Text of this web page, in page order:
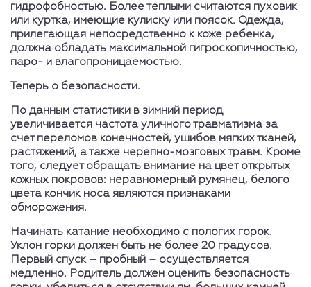
гидрофобностью. Более теплыми считаются пуховик
или куртка, имеющие кулиску или поясок. Одежда,
прилегающая непосредственно к коже ребенка,
должна обладать максимальной гигроскопичностью,
паро- и влагопроницаемостью.
Теперь о безопасности.
По данным статистики в зимний период
увеличивается частота уличного травматизма за
счет переломов конечностей, ушибов мягких тканей,
растяжений, а также черепно-мозговых травм. Кроме
того, следует обращать внимание на цвет открытых
кожных покровов: неравномерный румянец, белого
цвета кончик носа являются признаками
обморожения.
Начинать катание необходимо с пологих горок.
Уклон горки должен быть не более 20 градусов.
Первый спуск – пробный – осуществляется
медленно. Родитель должен оценить безопасность